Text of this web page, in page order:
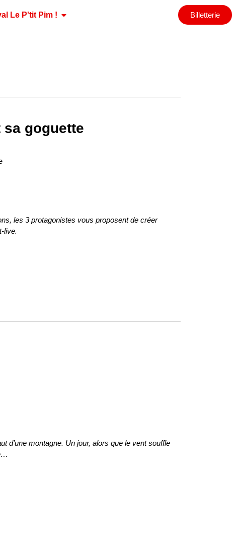
Le P'tit Pim ! Billetterie
goguette
les 3 protagonistes vous proposent de créer
live.
d’une montagne. Un jour, alors que le vent souffle